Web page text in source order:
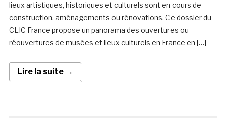
lieux artistiques, historiques et culturels sont en cours de
construction, aménagements ou rénovations. Ce dossier du
CLIC France propose un panorama des ouvertures ou
réouvertures de musées et lieux culturels en France en […]
Lire la suite →